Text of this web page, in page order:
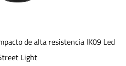
de alta resistencia IK09 Led
Light